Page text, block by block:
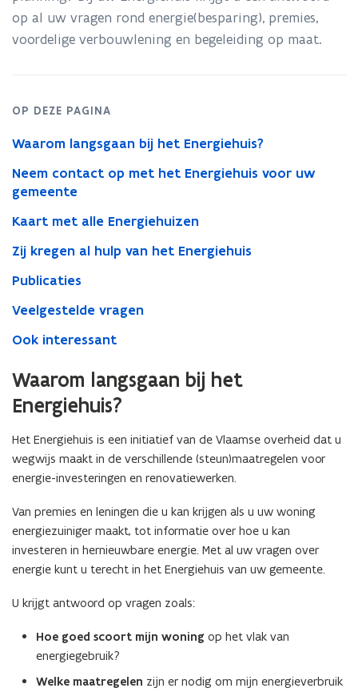
op al uw vragen rond energie(besparing), premies,
voordelige verbouwlening en begeleiding op maat.
OP DEZE PAGINA
Waarom langsgaan bij het Energiehuis?
Neem contact op met het Energiehuis voor uw
gemeente
Kaart met alle Energiehuizen
Zij kregen al hulp van het Energiehuis
Publicaties
Veelgestelde vragen
Ook interessant
Waarom langsgaan bij het
Energiehuis?
Het Energiehuis is een initiatief van de Vlaamse overheid dat u
wegwijs maakt in de verschillende (steun)maatregelen voor
energie-investeringen en renovatiewerken.
Van premies en leningen die u kan krijgen als u uw woning
energiezuiniger maakt, tot informatie over hoe u kan
investeren in hernieuwbare energie. Met al uw vragen over
energie kunt u terecht in het Energiehuis van uw gemeente.
U krijgt antwoord op vragen zoals:
Hoe goed scoort mijn woning op het vlak van
energiegebruik?
Welke maatregelen zijn er nodig om mijn energieverbruik